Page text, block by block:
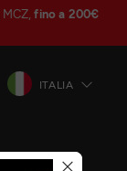
fino a 200€
ITALIA